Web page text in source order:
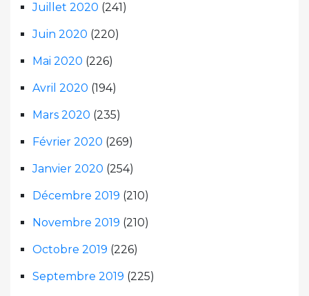
Juillet 2020 (241)
Juin 2020 (220)
Mai 2020 (226)
Avril 2020 (194)
Mars 2020 (235)
Février 2020 (269)
Janvier 2020 (254)
Décembre 2019 (210)
Novembre 2019 (210)
Octobre 2019 (226)
Septembre 2019 (225)